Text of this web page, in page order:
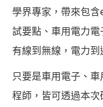
學界專家，帶來包
試要點、車用電力
有線到無線，電力到
只要是車用電子、
程師，皆可透過本